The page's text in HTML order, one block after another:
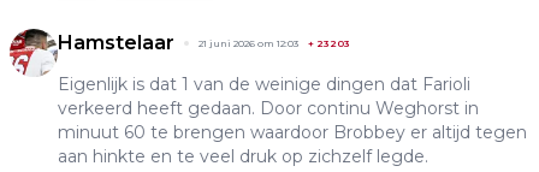
Hamstelaar 21 juni 2026 om 12:03 + 23203
Eigenlijk is dat 1 van de weinige dingen dat Farioli
verkeerd heeft gedaan. Door continu Weghorst in
minuut 60 te brengen waardoor Brobbey er altijd tegen
aan hinkte en te veel druk op zichzelf legde.